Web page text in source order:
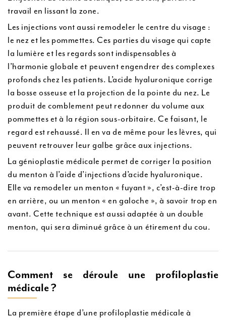
travail en lissant la zone.
Les injections vont aussi remodeler le centre du visage :
le nez et les pommettes. Ces parties du visage qui capte
la lumière et les regards sont indispensables à
l’harmonie globale et peuvent engendrer des complexes
profonds chez les patients. L’acide hyaluronique corrige
la bosse osseuse et la projection de la pointe du nez. Le
produit de comblement peut redonner du volume aux
pommettes et à la région sous-orbitaire. Ce faisant, le
regard est rehaussé. Il en va de même pour les lèvres, qui
peuvent retrouver leur galbe grâce aux injections.
La génioplastie médicale permet de corriger la position
du menton à l’aide d’injections d’acide hyaluronique.
Elle va remodeler un menton « fuyant », c’est-à-dire trop
en arrière, ou un menton « en galoche », à savoir trop en
avant. Cette technique est aussi adaptée à un double
menton, qui sera diminué grâce à un étirement du cou.
Comment se déroule une profiloplastie
médicale ?
La première étape d’une profiloplastie médicale à